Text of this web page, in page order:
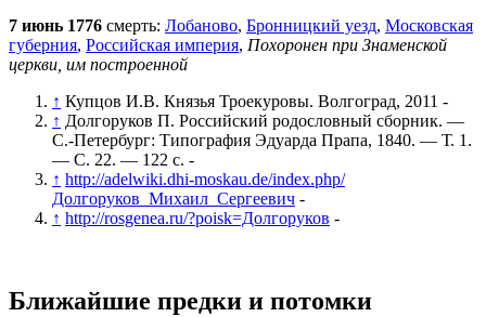
7 июнь 1776 смерть: Лобаново, Бронницкий уезд, Московская
губерния, Российская империя, Похоронен при Знаменской
церкви, им построенной
↑ Купцов И.В. Князья Троекуровы. Волгоград, 2011 -
↑ Долгоруков П. Российский родословный сборник. —
С.-Петербург: Типография Эдуарда Прапа, 1840. — Т. 1.
— С. 22. — 122 с. -
↑ http://adelwiki.dhi-moskau.de/index.php/
Долгоруков_Михаил_Сергеевич -
↑ http://rosgenea.ru/?poisk=Долгоруков -
Ближайшие предки и потомки